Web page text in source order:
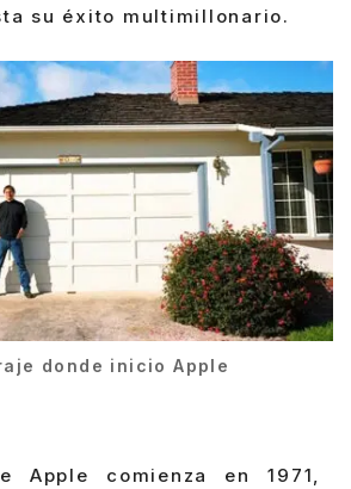
su éxito multimillonario.
donde inicio Apple
Apple comienza en 1971,